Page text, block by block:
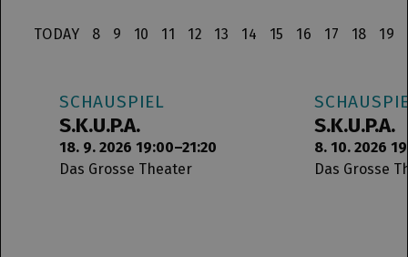
TODAY 8 9 10 11 12 13 14 15 16 17 18 19
SCHAUSPIEL
S.K.U.P.A.
18. 9. 2026 19:00–21:20
Das Grosse Theater
S.K.U.P.A.
8. 10. 2026
Das Grosse